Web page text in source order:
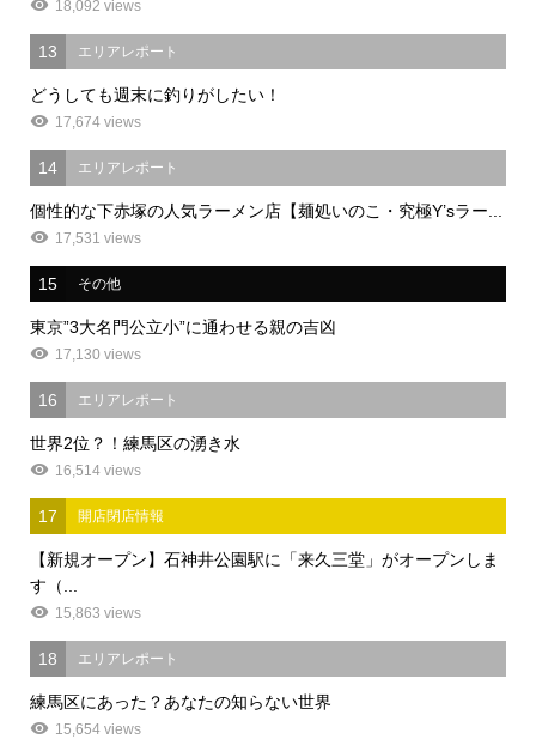
18,092 views
13 エリアレポート
どうしても週末に釣りがしたい！
17,674 views
14 エリアレポート
個性的な下赤塚の人気ラーメン店【麺処いのこ・究極Y’sラー...
17,531 views
15 その他
東京”3大名門公立小”に通わせる親の吉凶
17,130 views
16 エリアレポート
世界2位？！練馬区の湧き水
16,514 views
17 開店閉店情報
【新規オープン】石神井公園駅に「来久三堂」がオープンしま
す（...
15,863 views
18 エリアレポート
練馬区にあった？あなたの知らない世界
15,654 views